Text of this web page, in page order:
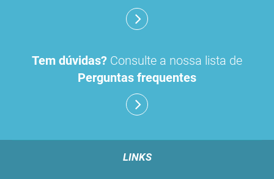
Tem dúvidas? Consulte a nossa lista de
Perguntas frequentes
LINKS